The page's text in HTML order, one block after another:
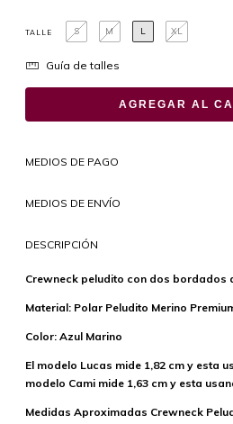
TALLE S M L XL
Guía de talles
MEDIOS DE PAGO
MEDIOS DE ENVÍO
DESCRIPCIÓN
Crewneck peludito con dos bordados
Material: Polar Peludito Merino
Color: Azul Marino
El modelo Lucas mide 1,82 cm y esta
modelo Cami mide 1,63 cm y esta
Medidas Aproximadas Crewneck